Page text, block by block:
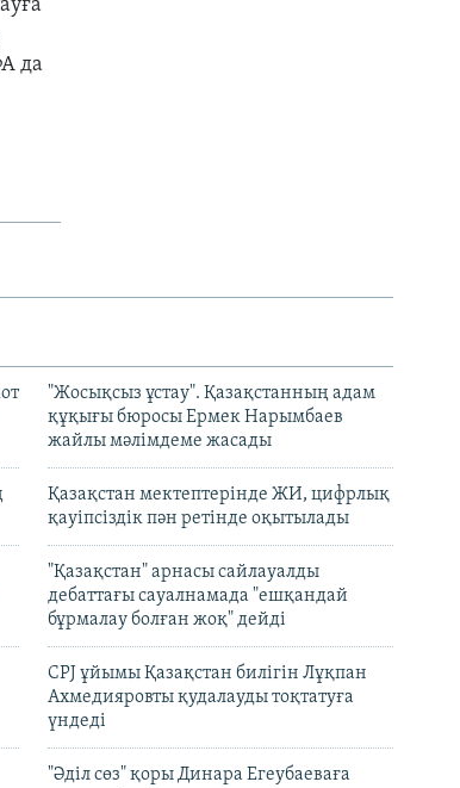
да
"Жосықсыз ұстау". Қазақстанның адам
құқығы бюросы Ермек Нарымбаев
жайлы мәлімдеме жасады
Қазақстан мектептерінде ЖИ, цифрлық
қауіпсіздік пән ретінде оқытылады
"Қазақстан" арнасы сайлауалды
дебаттағы сауалнамада "ешқандай
бұрмалау болған жоқ" дейді
CPJ ұйымы Қазақстан билігін Лұқпан
Ахмедияровты қудалауды тоқтатуға
үндеді
"Әділ сөз" қоры Динара Егеубаеваға